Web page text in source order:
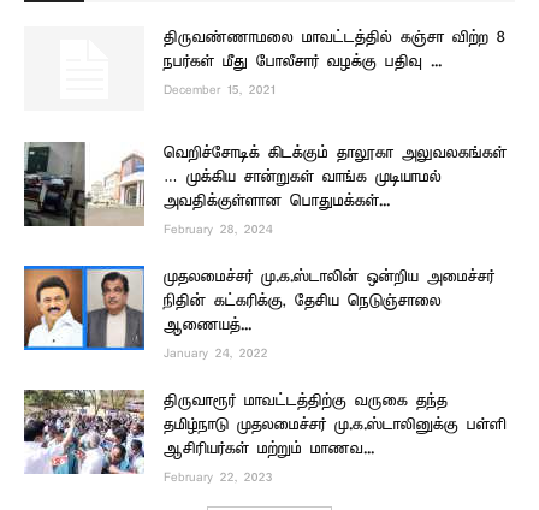
திருவண்ணாமலை மாவட்டத்தில் கஞ்சா விற்ற 8
நபர்கள் மீது போலீசார் வழக்கு பதிவு ...
December 15, 2021
வெறிச்சோடிக் கிடக்கும் தாலூகா அலுவலகங்கள்
… முக்கிய சான்றுகள் வாங்க முடியாமல்
அவதிக்குள்ளான பொதுமக்கள்...
February 28, 2024
முதலமைச்சர் மு.க.ஸ்டாலின் ஒன்றிய அமைச்சர்
நிதின் கட்கரிக்கு, தேசிய நெடுஞ்சாலை
ஆணையத்...
January 24, 2022
திருவாரூர் மாவட்டத்திற்கு வருகை தந்த
தமிழ்நாடு முதலமைச்சர் மு.க.ஸ்டாலினுக்கு பள்ளி
ஆசிரியர்கள் மற்றும் மாணவ...
February 22, 2023